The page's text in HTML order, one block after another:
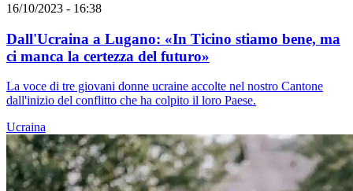
16/10/2023 - 16:38
Dall'Ucraina a Lugano: «In Ticino stiamo bene, ma
ci manca la certezza del futuro»
La voce di tre giovani donne ucraine accolte nel nostro Cantone
dall'inizio del conflitto che ha colpito il loro Paese.
Ucraina